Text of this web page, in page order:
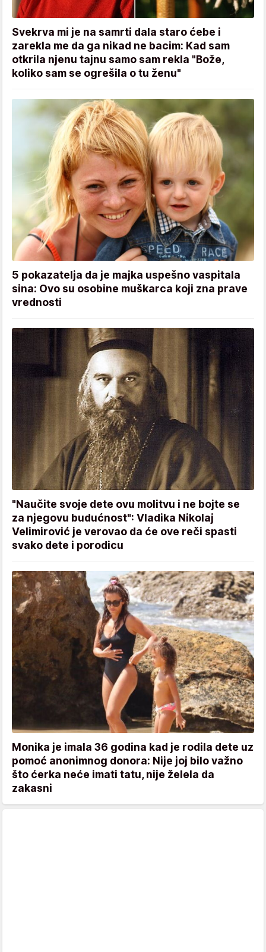
Svekrva mi je na samrti dala staro ćebe i
zarekla me da ga nikad ne bacim: Kad sam
otkrila njenu tajnu samo sam rekla "Bože,
koliko sam se ogrešila o tu ženu"
5 pokazatelja da je majka uspešno vaspitala
sina: Ovo su osobine muškarca koji zna prave
vrednosti
"Naučite svoje dete ovu molitvu i ne bojte se
za njegovu budućnost": Vladika Nikolaj
Velimirović je verovao da će ove reči spasti
svako dete i porodicu
Monika je imala 36 godina kad je rodila dete uz
pomoć anonimnog donora: Nije joj bilo važno
što ćerka neće imati tatu, nije želela da
zakasni